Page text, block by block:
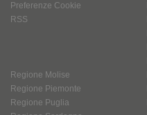
Preferenze Cookie
RSS
Regione Molise
Regione Piemonte
Regione Puglia